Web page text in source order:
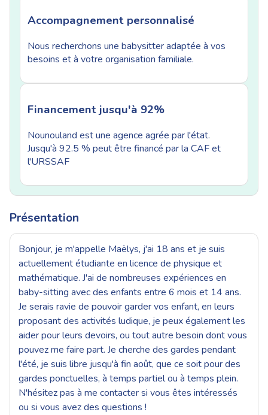
Accompagnement personnalisé
Nous recherchons une babysitter adaptée à vos
besoins et à votre organisation familiale.
Financement jusqu'à 92%
Nounouland est une agence agrée par l'état.
Jusqu'à 92.5 % peut être financé par la CAF et
l'URSSAF
Présentation
Bonjour, je m'appelle Maëlys, j'ai 18 ans et je suis
actuellement étudiante en licence de physique et
mathématique. J'ai de nombreuses expériences en
baby-sitting avec des enfants entre 6 mois et 14 ans.
Je serais ravie de pouvoir garder vos enfant, en leurs
proposant des activités ludique, je peux également les
aider pour leurs devoirs, ou tout autre besoin dont vous
pouvez me faire part. Je cherche des gardes pendant
l'été, je suis libre jusqu'à fin août, que ce soit pour des
gardes ponctuelles, à temps partiel ou à temps plein.
N'hésitez pas à me contacter si vous êtes intéressés
ou si vous avez des questions !